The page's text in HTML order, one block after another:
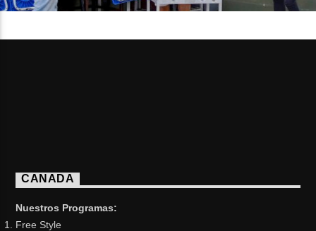
CANADA
Nuestros Programas:
Free Style